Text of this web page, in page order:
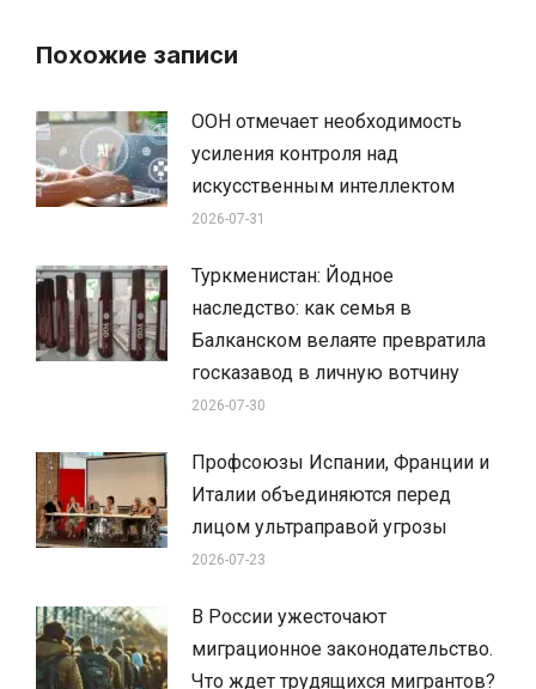
Похожие записи
ООН отмечает необходимость
усиления контроля над
искусственным интеллектом
2026-07-31
Туркменистан: Йодное
наследство: как семья в
Балканском велаяте превратила
госказавод в личную вотчину
2026-07-30
Профсоюзы Испании, Франции и
Италии объединяются перед
лицом ультраправой угрозы
2026-07-23
В России ужесточают
миграционное законодательство.
Что ждет трудящихся мигрантов?